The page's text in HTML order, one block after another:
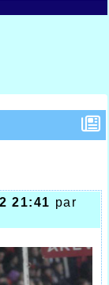
21:41 par